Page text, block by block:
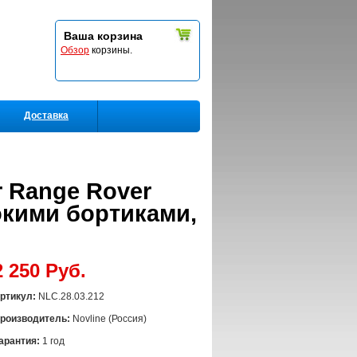
Ваша корзина
Обзор корзины.
Rover
бортиками,
250 Руб.
NLC.28.03.212
Novline (Россия)
1 год
Доставка